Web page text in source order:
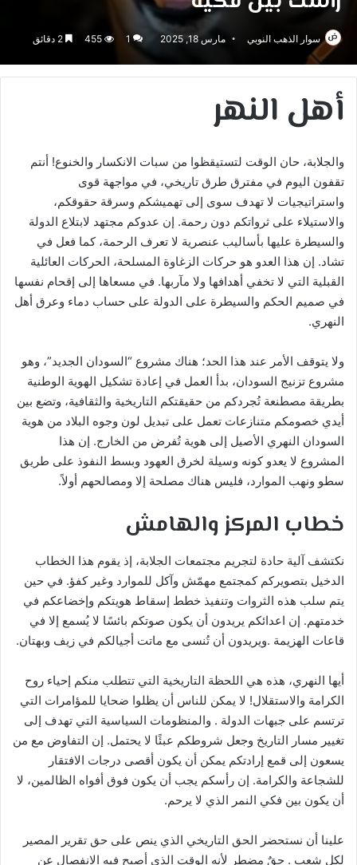
سوار الذهب النوبي مارس 18, 2025 1
455
أهل النهر
والجلابة، حان الوقت لتستيقظوا من سبات الانكسار والخنوع! أنتم
تقفون اليوم في مفترق طرق تاريخي، في مواجهة قوى
واستراتيجيات لا تهدف سوى إلى تهميشكم وسرقة حقوقكم،
والاستيلاء على ثرواتكم دون رحمة. إن عدوكم مجتهد لابتلاع الدولة
والسيطرة عليها بأساليب عنصرية لا تعرف الرحمة، كما فعل في
تشاد. إن هذا العدو هو حركات الزغاوة المسلحة، الحركات العائلية
القبلية التي لا تخفي أهدافها ولا مآربها. في مسعاها إلى إقحام نفسها
في صميم الحكم والسيطرة على الدولة على حساب دماء وعرق أهل
النهري.
ولا يتوقف الأمر عند هذا الحد؛ هناك مشروع “السودان الجديد”، وهو
مشروع تزنيج السودان، بدأ العمل في إعادة تشكيل الهوية الوطنية
بطريقة مصطنعة تُجردكم من حقيقتكم التاريخية والثقافية، وتضع بين
أيدي خصومكم متنازعات تعمل على تبديل لون وجوه البلاد من هوية
السودان النهري الأصيل إلى هوية تُفرض من الخارج. إن هذا
المشروع لا يعدو كونه وسيلة لخرق العهود وبسط النفوذ على طريق
سطو ونهب الموارد، فليس هناك مصلحة إلا ومصالحهم أولاً.
خطاب المركز والهامش
نكتشف آلية حادة لتجريم مجتمعات الجلابة، إذ يقوم هذا الخطاب
الدخيل بتصويركم كمجتمع مهمّش وآكل للموارد وغير كفؤ. في حين
يتم سلب هذه الثروات وتنفيذ خطط إسقاط هويتكم وإخضاعكم في
خدمتهم. إن اعدائكم يريدون أن يكون صوتكم بائسًا لا يُسمع إلا في
قاعات الهزيمة .ويريدون أن تُنسى مع ماتت أجيالكم في زيف وبهتان.
أيها النهري، هذه هي اللحظة التاريخية التي تتطلب منكم إحياء روح
الكرامة والاستقلال! لا يمكن للناس أن يظلوا ضحايا للمؤامرات التي
ترتسم على جبهات الدولة . والمنظومات السياسية التي تهدف إلى
تغيير مسار التاريخ وجعل شروطكم عبئًا لا يحتمل. إن التفاوض مع من
يسعون إلى قمع إرادتكم يمكن أن يكون أقصى درجات الافتقار
للشجاعة والكرامة. إن رأسكم يجب أن يكون فوق أفواه الظالمين، لا
أن يكون بين فكي النمر الذي لا يرحم.
علينا أن نستحضر الحق التاريخي الذي ينص على حق تقرير المصير
لكل شعب . حقٌ مضطر لأنه الوقت الذي أصبح فيه الانفصال عن